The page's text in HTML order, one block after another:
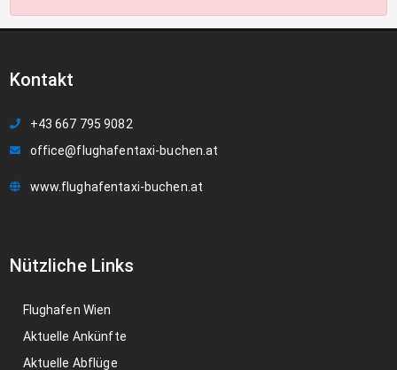
Kontakt
+43 667 795 9082
office@flughafentaxi-buchen.at
www.flughafentaxi-buchen.at
Nützliche Links
Flughafen Wien
Aktuelle Ankünfte
Aktuelle Abflüge